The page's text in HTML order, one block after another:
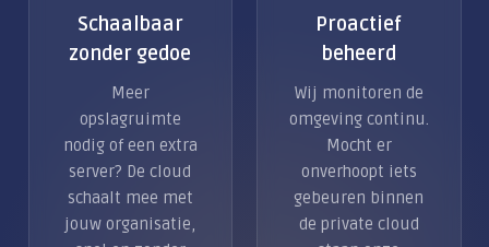
Schaalbaar
zonder gedoe
Meer
opslagruimte
nodig of een extra
server? De cloud
schaalt mee met
jouw organisatie,
Proactief
beheerd
Wij monitoren de
omgeving continu.
Mocht er
onverhoopt iets
gebeuren binnen
de private cloud